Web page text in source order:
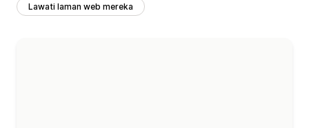
Lawati laman web mereka